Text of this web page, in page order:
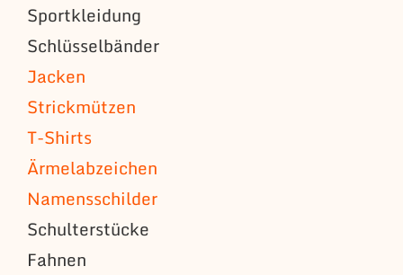
Sportkleidung
Schlüsselbänder
Jacken
Strickmützen
T-Shirts
Ärmelabzeichen
Namensschilder
Schulterstücke
Fahnen